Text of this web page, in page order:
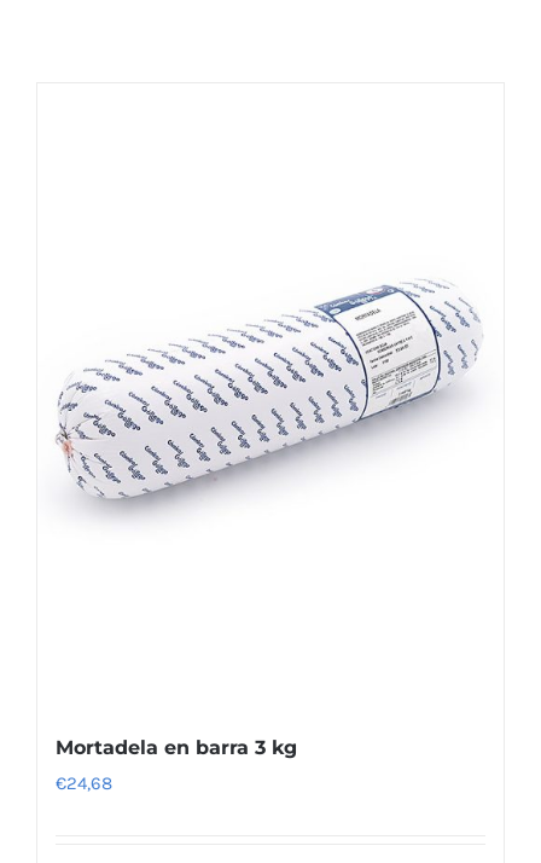
Mortadela en barra 3 kg
€24,68